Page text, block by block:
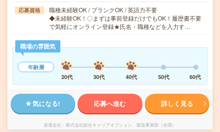
応募資格
職種未経験OK / ブランクOK / 英語力不要
◆未経験OK！〇まずは事前登録だけでもOK！履歴書不要
で気軽にオンライン登録★氏名・職種などを入力す…
職場の雰囲気
年齢層
20代
30代 40代 50代 60代
気になる! 応募へ進む 詳しく見る
派遣会社 株式会社綜合キャリアオプション 製造事業部（全国）